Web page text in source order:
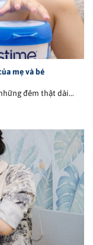
mẹ và bé
đêm thật dài...